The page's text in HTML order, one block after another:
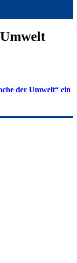
der Umwelt“ ein